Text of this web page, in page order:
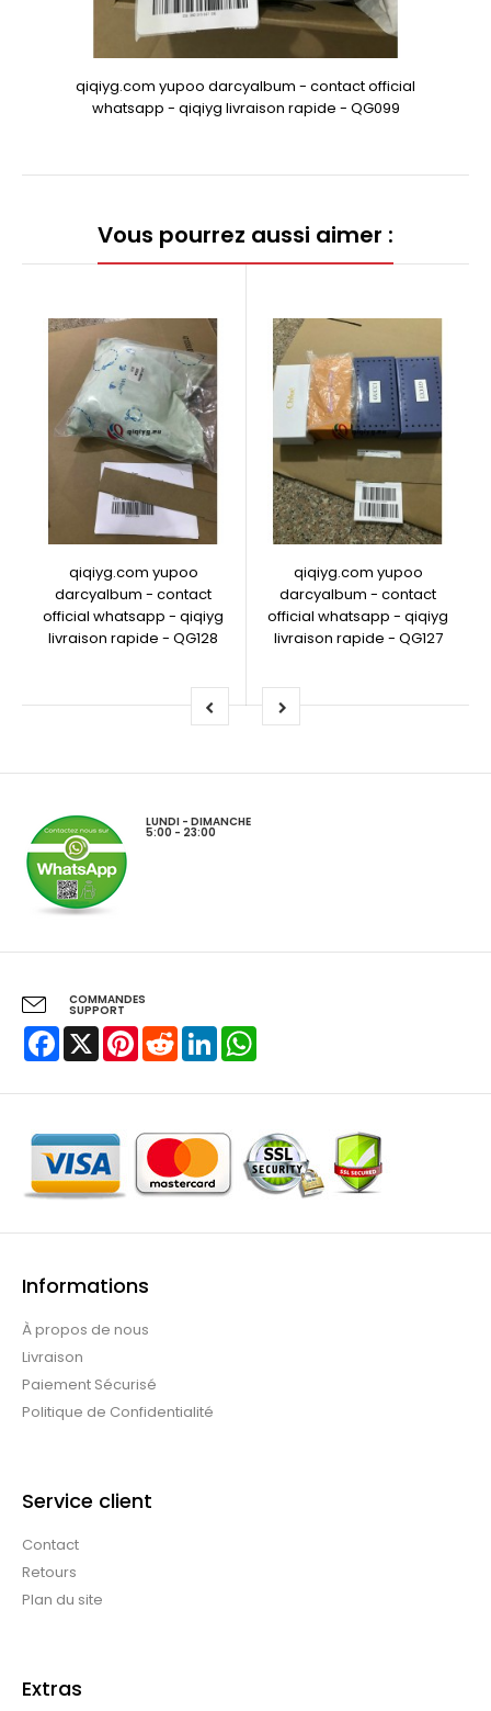
qiqiyg.com yupoo darcyalbum - contact official
whatsapp - qiqiyg livraison rapide - QG099
Vous pourrez aussi aimer :
qiqiyg.com yupoo
darcyalbum - contact
official whatsapp - qiqiyg
livraison rapide - QG128
qiqiyg.com yupoo
darcyalbum - contact
official whatsapp - qiqiyg
livraison rapide - QG127
LUNDI - DIMANCHE
5:00 - 23:00
COMMANDES
SUPPORT
Facebook
X PinterestRedditLinkedIn
Informations
À propos de nous
Livraison
Paiement Sécurisé
Politique de Confidentialité
Service client
Contact
Retours
Plan du site
Extras